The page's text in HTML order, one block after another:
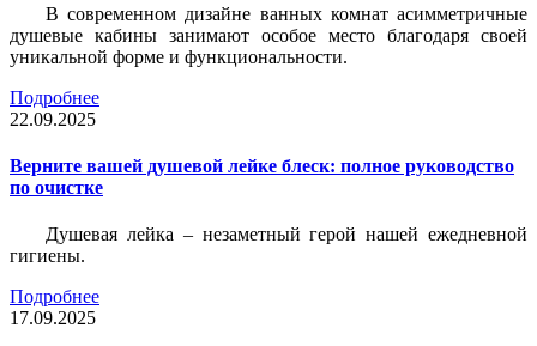
В современном дизайне ванных комнат асимметричные
душевые кабины занимают особое место благодаря своей
уникальной форме и функциональности.
Подробнее
22.09.2025
Верните вашей душевой лейке блеск: полное руководство
по очистке
Душевая лейка – незаметный герой нашей ежедневной
гигиены.
Подробнее
17.09.2025